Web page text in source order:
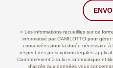
« Les informations recueillies sur ce
informatisé par CAMILOTTO pour
conservées pour la durée nécessaire
respect des prescriptions légales
Conformément à la loi « informatique et
d'accès aux données vous